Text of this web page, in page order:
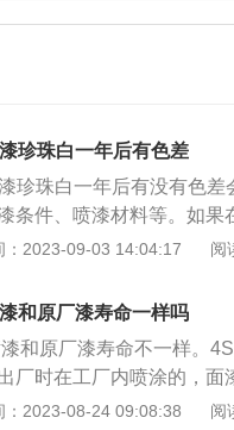
珍珠白一年后有色差
珍珠白一年后有没有色
条件、喷漆材料等。如
起色差。其实只要采用正
这些方面：1、喷漆条件
其是底色遮盖程度要重视
规范，喷漆到位才能避免
料，就很容易引起配色
理，并且人工微调的过程
：2023-09-03 14:04:17 阅
和原厂漆寿命一样吗
和原厂漆寿命不一样。
厂时在工厂内喷涂的，
酯答漆，常温固化或低温
：2023-08-24 09:08:38 阅